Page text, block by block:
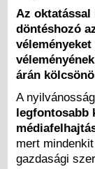
Az oktatással
döntéshozó
árán
A
legfontosabb
mert
gazdasági